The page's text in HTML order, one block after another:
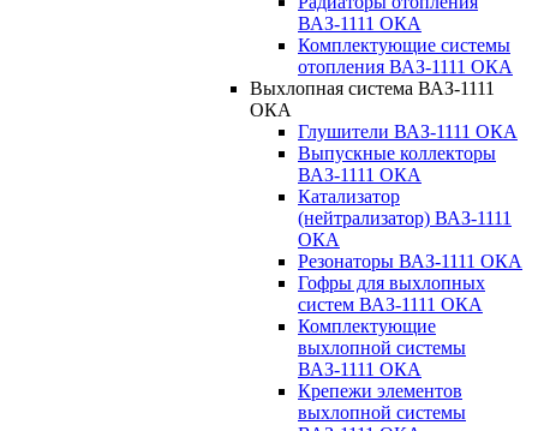
ВАЗ-1111 ОКА
Комплектующие системы
отопления ВАЗ-1111 ОКА
Выхлопная система ВАЗ-1111
ОКА
Глушители ВАЗ-1111 ОКА
Выпускные коллекторы
ВАЗ-1111 ОКА
Катализатор
(нейтрализатор) ВАЗ-1111
ОКА
Резонаторы ВАЗ-1111 ОКА
Гофры для выхлопных
систем ВАЗ-1111 ОКА
Комплектующие
выхлопной системы
ВАЗ-1111 ОКА
Крепежи элементов
выхлопной системы